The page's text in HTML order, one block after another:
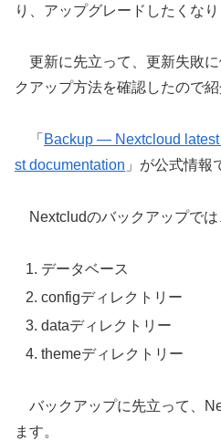
り、アップグレードしたくなり
更新に先立って、更新失敗
クアップ方法を確認したので紹
「 Backup — Nextcloud
st documentation 」が公式情報
Nextcludのバックアップで
データベース
configディレクトリー
dataディレクトリー
themeディレクトリー
バックアップに先立って、
ます。